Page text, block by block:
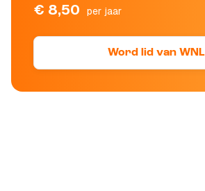
€ 8,50 per jaar
Word lid van WNL